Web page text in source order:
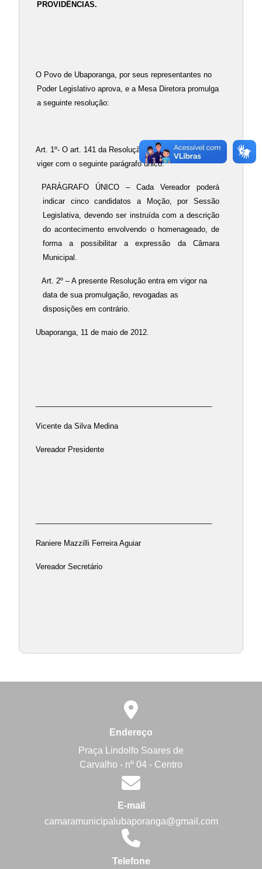
PROVIDÊNCIAS.
O Povo de Ubaporanga, por seus representantes no
Poder Legislativo aprova, e a Mesa Diretora promulga
a seguinte resolução:
Art. 1º- O art. 141 da Resolução nº 0067/1995 passa a
viger com o seguinte parágrafo único:
PARÁGRAFO ÚNICO – Cada Vereador poderá
indicar cinco candidatos a Moção, por Sessão
Legislativa, devendo ser instruída com a descrição
do acontecimento envolvendo o homenageado, de
forma a possibilitar a expressão da Câmara
Municipal.
Art. 2º – A presente Resolução entra em vigor na
data de sua promulgação, revogadas as
disposições em contrário.
Ubaporanga, 11 de maio de 2012.
Vicente da Silva Medina
Vereador Presidente
Raniere Mazzilli Ferreira Aguiar
Vereador Secretário
Endereço
Praça Lindolfo Soares de
Carvalho - nº 04 - Centro
E-mail
camaramunicipalubaporanga@gmail.com
Telefone